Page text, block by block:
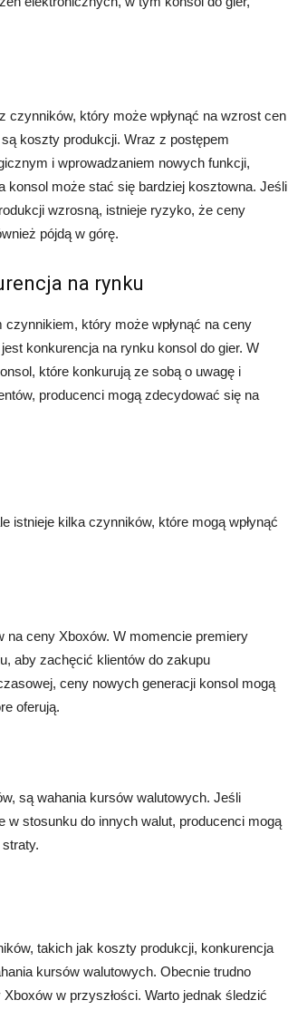
czynników, który może wpłynąć na wzrost cen
koszty produkcji. Wraz z postępem
i wprowadzaniem nowych funkcji,
konsol może stać się bardziej kosztowna. Jeśli
wzrosną, istnieje ryzyko, że ceny
pójdą w górę.
na rynku
czynnikiem, który może wpłynąć na ceny
konkurencja na rynku konsol do gier. W
które konkurują ze sobą o uwagę i
producenci mogą zdecydować się na
istnieje kilka czynników, które mogą wpłynąć
na ceny Xboxów. W momencie premiery
aby zachęcić klientów do zakupu
ceny nowych generacji konsol mogą
oferują.
są wahania kursów walutowych. Jeśli
w stosunku do innych walut, producenci mogą
takich jak koszty produkcji, konkurencja
kursów walutowych. Obecnie trudno
w przyszłości. Warto jednak śledzić